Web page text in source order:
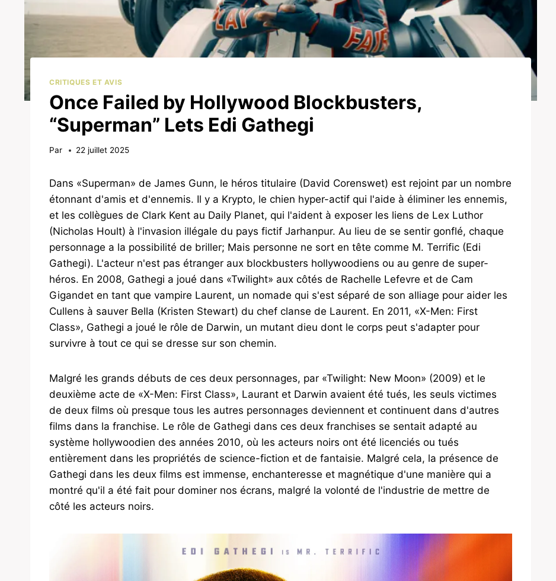
CRITIQUES ET AVIS
Once Failed by Hollywood Blockbusters,
“Superman” Lets Edi Gathegi
Par 22 juillet 2025
Dans «Superman» de James Gunn, le héros titulaire (David Corenswet) est rejoint par un nombre
étonnant d'amis et d'ennemis. Il y a Krypto, le chien hyper-actif qui l'aide à éliminer les ennemis,
et les collègues de Clark Kent au Daily Planet, qui l'aident à exposer les liens de Lex Luthor
(Nicholas Hoult) à l'invasion illégale du pays fictif Jarhanpur. Au lieu de se sentir gonflé, chaque
personnage a la possibilité de briller; Mais personne ne sort en tête comme M. Terrific (Edi
Gathegi). L'acteur n'est pas étranger aux blockbusters hollywoodiens ou au genre de super-
héros. En 2008, Gathegi a joué dans «Twilight» aux côtés de Rachelle Lefevre et de Cam
Gigandet en tant que vampire Laurent, un nomade qui s'est séparé de son alliage pour aider les
Cullens à sauver Bella (Kristen Stewart) du chef clanse de Laurent. En 2011, «X-Men: First
Class», Gathegi a joué le rôle de Darwin, un mutant dieu dont le corps peut s'adapter pour
survivre à tout ce qui se dresse sur son chemin.
Malgré les grands débuts de ces deux personnages, par «Twilight: New Moon» (2009) et le
deuxième acte de «X-Men: First Class», Laurant et Darwin avaient été tués, les seuls victimes
de deux films où presque tous les autres personnages deviennent et continuent dans d'autres
films dans la franchise. Le rôle de Gathegi dans ces deux franchises se sentait adapté au
système hollywoodien des années 2010, où les acteurs noirs ont été licenciés ou tués
entièrement dans les propriétés de science-fiction et de fantaisie. Malgré cela, la présence de
Gathegi dans les deux films est immense, enchanteresse et magnétique d'une manière qui a
montré qu'il a été fait pour dominer nos écrans, malgré la volonté de l'industrie de mettre de
côté les acteurs noirs.